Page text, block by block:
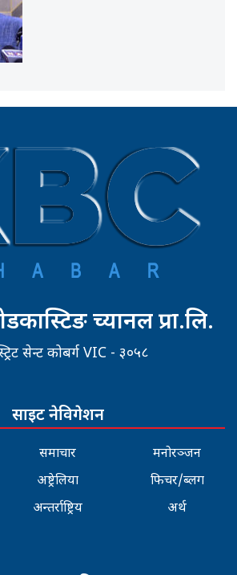
च्यानल प्रा.लि.
सेन्ट कोबर्ग VIC - ३०५८
साइट नेविगेशन
समाचार
अष्ट्रेलिया
अन्तर्राष्ट्रिय
मनोरञ्जन
फिचर/ब्लग
अर्थ